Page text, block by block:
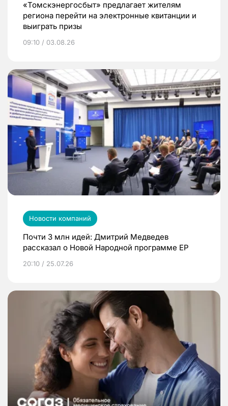
«Томскэнергосбыт» предлагает жителям
региона перейти на электронные квитанции и
выиграть призы
09:10 / 03.08.26
Новости компаний
Почти 3 млн идей: Дмитрий Медведев
рассказал о Новой Народной программе ЕР
20:10 / 25.07.26